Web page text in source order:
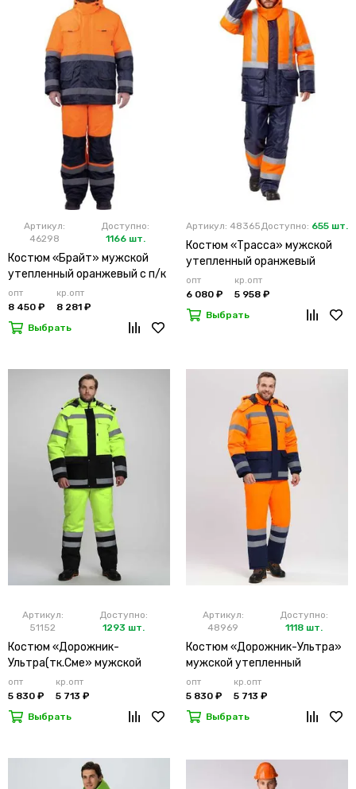
Артикул:
46298
Доступно:
1166 шт.
Костюм «Брайт» мужской
утепленный оранжевый с п/к
опт
8 450 ₽
кр.опт
8 281 ₽
Выбрать
Артикул: 48365Доступно: 655 шт.
Костюм «Трасса» мужской
утепленный оранжевый
опт
6 080 ₽
кр.опт
5 958 ₽
Выбрать
Артикул:
51152
Доступно:
1293 шт.
Костюм «Дорожник-
Ультра(тк.Сме» мужской
утепленный лимонный
опт
5 830 ₽
кр.опт
5 713 ₽
Выбрать
Артикул:
48969
Доступно:
1118 шт.
Костюм «Дорожник-Ультра»
мужской утепленный
оранжевый
опт
5 830 ₽
кр.опт
5 713 ₽
Выбрать